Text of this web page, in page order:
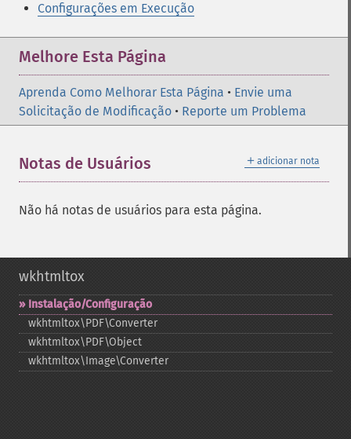
Configurações em Execução
Melhore Esta Página
Aprenda Como Melhorar Esta Página • Envie uma
Solicitação de Modificação • Reporte um Problema
＋ adicionar nota
Notas de Usuários
Não há notas de usuários para esta página.
wkhtmltox
Instalação/Configuração
wkhtmltox\PDF\Converter
wkhtmltox\PDF\Object
wkhtmltox\Image\Converter